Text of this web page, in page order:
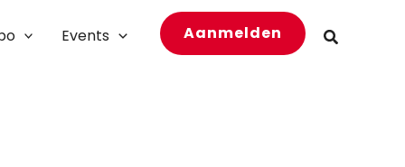
Events Aanmelden Zoeken